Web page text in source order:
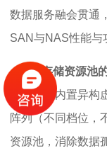
数据服务融会贯通
SAN与NAS性能与
· 存储资源池
系统通过内置异构
阵列（不同档位，
资源池，消除数据